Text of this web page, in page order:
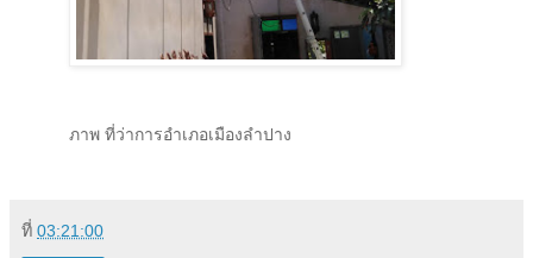
ภาพ ที่ว่าการอำเภอเมืองลำปาง
ที่ 03:21:00